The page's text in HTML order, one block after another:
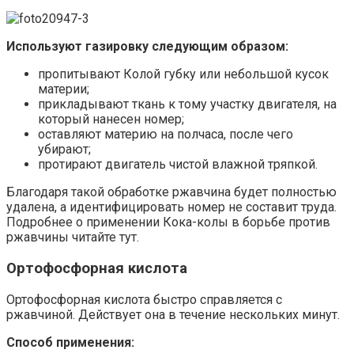
Используют газировку следующим образом:
пропитывают Колой губку или небольшой кусок
материи;
прикладывают ткань к тому участку двигателя, на
который нанесен номер;
оставляют материю на полчаса, после чего
убирают;
протирают двигатель чистой влажной тряпкой.
Благодаря такой обработке ржавчина будет полностью
удалена, а идентифицировать номер не составит труда.
Подробнее о применении Кока-колы в борьбе против
ржавчины читайте тут.
Ортофосфорная кислота
Ортофосфорная кислота быстро справляется с
ржавчиной. Действует она в течение нескольких минут.
Способ применения: